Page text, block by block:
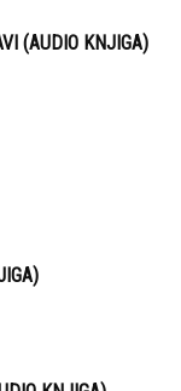
(AUDIO KNJIGA)